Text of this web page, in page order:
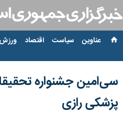
عناوین‌ سیاست اقتصاد ورزش
سی‌امین جشنواره
پزشکی رازی